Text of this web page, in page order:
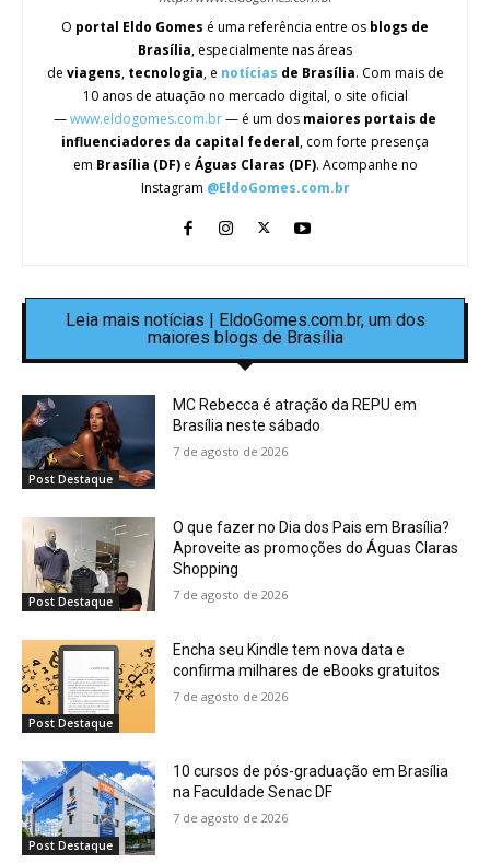
O portal Eldo Gomes é uma referência entre os blogs de
Brasília, especialmente nas áreas
de viagens, tecnologia, e notícias de Brasília. Com mais de
10 anos de atuação no mercado digital, o site oficial
—www.eldogomes.com.br— é um dos maiores portais de
influenciadores da capital federal, com forte presença
em Brasília (DF)e Águas Claras (DF). Acompanhe no
Instagram @EldoGomes.com.br
Leia mais notícias | EldoGomes.com.br, um dos
maiores blogs de Brasília
Post Destaque
MC Rebecca é atração da REPU em
Brasília neste sábado
7 de agosto de 2026
Post Destaque
O que fazer no Dia dos Pais em Brasília?
Aproveite as promoções do Águas Claras
Shopping
7 de agosto de 2026
Post Destaque
Encha seu Kindle tem nova data e
confirma milhares de eBooks gratuitos
7 de agosto de 2026
Post Destaque
10 cursos de pós-graduação em Brasília
na Faculdade Senac DF
7 de agosto de 2026